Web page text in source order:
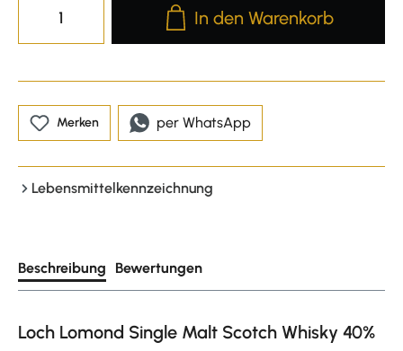
Produkt Anzahl: Gib den
In den Warenkorb
Merken per WhatsApp
Lebensmittelkennzeichnung
Beschreibung Bewertungen
Loch Lomond Single Malt Scotch Whisky 40%